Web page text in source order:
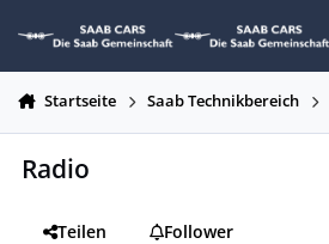
Startseite Saab Technikbereich
Radio
Teilen
Follower